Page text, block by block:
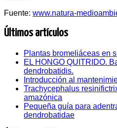
Fuente: www.natura-
Últimos artículos
Plantas bromeliáceas en
EL HONGO QUITRIDO.
dendrobatidis.
Introducción al
Trachycephalus
amazónica
Pequeña guía para
dendrobatidae